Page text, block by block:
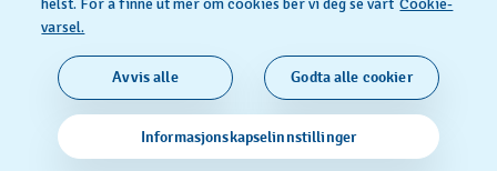
Vilkår For Bruk
SWISS MADE
© 2026 FLIK FLAK, A DIVISION OF SWATCH LTD. ALL
RIGHTS RESERVED: SWISS WATCHES
helst. For å finne ut mer om cookies ber vi deg se vårt Cookie-
varsel.
Informasjonskapselinnstillinger
Avvis alle Godta alle cookier